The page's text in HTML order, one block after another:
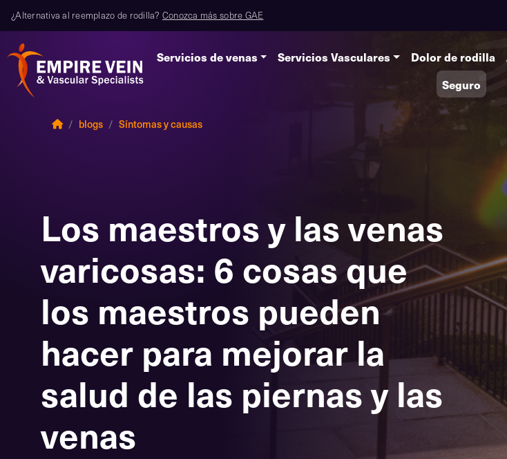
¿Alternativa al reemplazo de rodilla? Conozca más sobre GAE
Servicios de venas Servicios Vasculares Dolor de rodilla
Seguro
blogs Síntomas y causas
Los maestros y las venas
varicosas: 6 cosas que
los maestros pueden
hacer para mejorar la
salud de las piernas y las
venas